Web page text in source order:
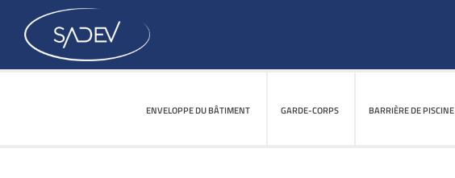
ENVELOPPE DU BÂTIMENT GARDE-CORPS BARRIÈRE DE
ENVELOPPE DU BÂTIMENT GARDE-CORPS BARRIÈRE DE